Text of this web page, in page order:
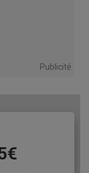
Publicité